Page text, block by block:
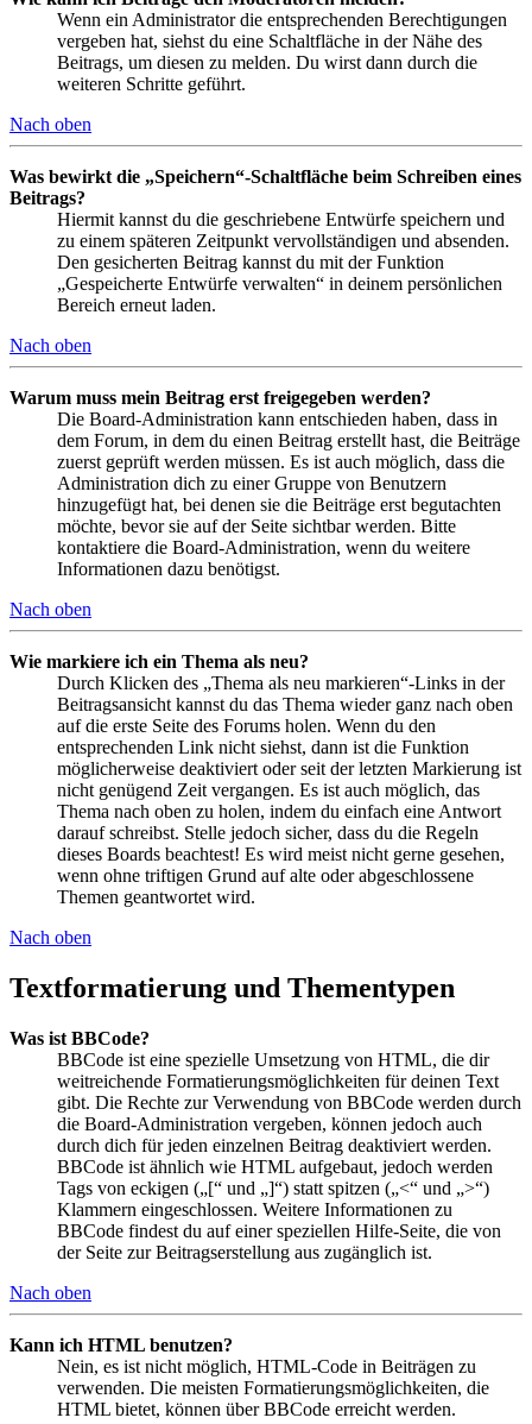
Wenn ein Administrator die entsprechenden Berechtigungen
vergeben hat, siehst du eine Schaltfläche in der Nähe des
Beitrags, um diesen zu melden. Du wirst dann durch die
weiteren Schritte geführt.
Nach oben
Was bewirkt die „Speichern“-Schaltfläche beim Schreiben eines
Beitrags?
Hiermit kannst du die geschriebene Entwürfe speichern und
zu einem späteren Zeitpunkt vervollständigen und absenden.
Den gesicherten Beitrag kannst du mit der Funktion
„Gespeicherte Entwürfe verwalten“ in deinem persönlichen
Bereich erneut laden.
Nach oben
Warum muss mein Beitrag erst freigegeben werden?
Die Board-Administration kann entschieden haben, dass in
dem Forum, in dem du einen Beitrag erstellt hast, die Beiträge
zuerst geprüft werden müssen. Es ist auch möglich, dass die
Administration dich zu einer Gruppe von Benutzern
hinzugefügt hat, bei denen sie die Beiträge erst begutachten
möchte, bevor sie auf der Seite sichtbar werden. Bitte
kontaktiere die Board-Administration, wenn du weitere
Informationen dazu benötigst.
Nach oben
Wie markiere ich ein Thema als neu?
Durch Klicken des „Thema als neu markieren“-Links in der
Beitragsansicht kannst du das Thema wieder ganz nach oben
auf die erste Seite des Forums holen. Wenn du den
entsprechenden Link nicht siehst, dann ist die Funktion
möglicherweise deaktiviert oder seit der letzten Markierung ist
nicht genügend Zeit vergangen. Es ist auch möglich, das
Thema nach oben zu holen, indem du einfach eine Antwort
darauf schreibst. Stelle jedoch sicher, dass du die Regeln
dieses Boards beachtest! Es wird meist nicht gerne gesehen,
wenn ohne triftigen Grund auf alte oder abgeschlossene
Themen geantwortet wird.
Nach oben
Textformatierung und Thementypen
Was ist BBCode?
BBCode ist eine spezielle Umsetzung von HTML, die dir
weitreichende Formatierungsmöglichkeiten für deinen Text
gibt. Die Rechte zur Verwendung von BBCode werden durch
die Board-Administration vergeben, können jedoch auch
durch dich für jeden einzelnen Beitrag deaktiviert werden.
BBCode ist ähnlich wie HTML aufgebaut, jedoch werden
Tags von eckigen („[“ und „]“) statt spitzen („<“ und „>“)
Klammern eingeschlossen. Weitere Informationen zu
BBCode findest du auf einer speziellen Hilfe-Seite, die von
der Seite zur Beitragserstellung aus zugänglich ist.
Nach oben
Kann ich HTML benutzen?
Nein, es ist nicht möglich, HTML-Code in Beiträgen zu
verwenden. Die meisten Formatierungsmöglichkeiten, die
HTML bietet, können über BBCode erreicht werden.